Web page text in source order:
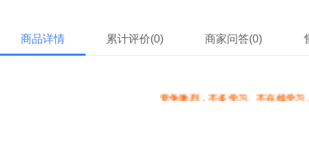
商品详情 累计评价(0) 商家问答(0)
竞争激烈，不多学习、不在线学习，您或您